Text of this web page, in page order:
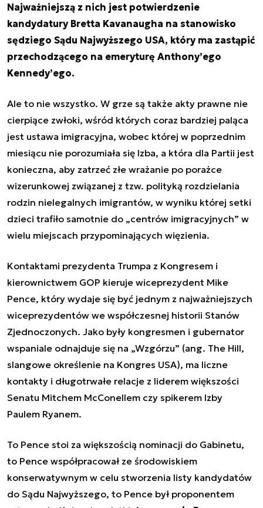
Najważniejszą z nich jest potwierdzenie
kandydatury Bretta Kavanaugha na stanowisko
sędziego Sądu Najwyższego USA, który ma zastąpić
przechodzącego na emeryturę Anthony’ego
Kennedy’ego.
Ale to nie wszystko. W grze są także akty prawne nie
cierpiące zwłoki, wśród których coraz bardziej paląca
jest ustawa imigracyjna, wobec której w poprzednim
miesiącu nie porozumiała się Izba, a która dla Partii jest
konieczna, aby zatrzeć złe wrażanie po porażce
wizerunkowej związanej z tzw. polityką rozdzielania
rodzin nielegalnych imigrantów, w wyniku której setki
dzieci trafiło samotnie do „centrów imigracyjnych” w
wielu miejscach przypominających więzienia.
Kontaktami prezydenta Trumpa z Kongresem i
kierownictwem GOP kieruje wiceprezydent Mike
Pence, który wydaje się być jednym z najważniejszych
wiceprezydentów we współczesnej historii Stanów
Zjednoczonych. Jako były kongresmen i gubernator
wspaniale odnajduje się na „Wzgórzu” (ang. The Hill,
slangowe określenie na Kongres USA), ma liczne
kontakty i długotrwałe relacje z liderem większości
Senatu Mitchem McConellem czy spikerem Izby
Paulem Ryanem.
To Pence stoi za większością nominacji do Gabinetu,
to Pence współpracował ze środowiskiem
konserwatywnym w celu stworzenia listy kandydatów
do Sądu Najwyższego, to Pence był proponentem